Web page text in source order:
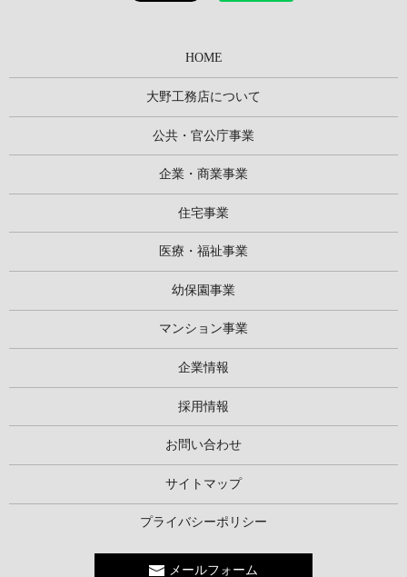
HOME
大野工務店について
公共・官公庁事業
企業・商業事業
住宅事業
医療・福祉事業
幼保園事業
マンション事業
企業情報
採用情報
お問い合わせ
サイトマップ
プライバシーポリシー
メールフォーム